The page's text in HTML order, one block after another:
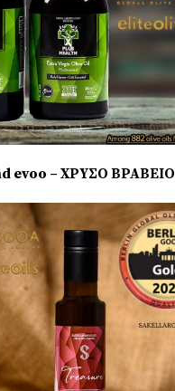
evoo – ΧΡΥΣΟ ΒΡΑΒΕΙΟ